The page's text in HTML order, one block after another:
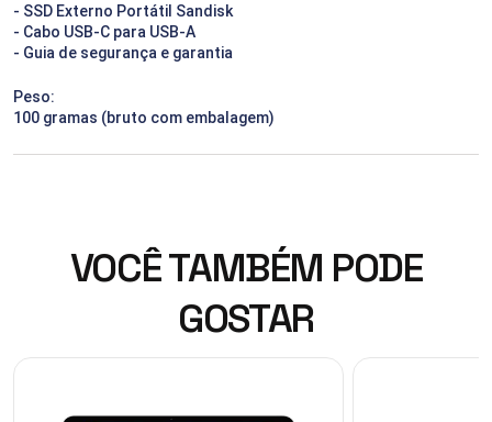
- SSD Externo Portátil Sandisk
- Cabo USB-C para USB-A
- Guia de segurança e garantia
Peso:
100 gramas (bruto com embalagem)
VOCÊ TAMBÉM PODE
GOSTAR